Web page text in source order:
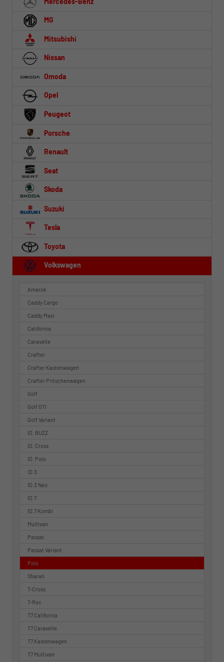
MG
Mitsubishi
Nissan
Omoda
Opel
Peugeot
Porsche
Renault
Seat
Skoda
Suzuki
Tesla
Toyota
Volkswagen
Amarok
Caddy Cargo
Caddy Maxi
California
Caravelle
Crafter
Crafter Kastenwagen
Crafter Pritschenwagen
Golf
Golf GTI
Golf Variant
ID. BUZZ
ID. Cross
ID. Polo
ID.3
ID.3 Neo
ID.7
ID.7 Kombi
Multivan
Passat
Passat Variant
Polo
Sharan
T-Cross
T-Roc
T7 California
T7 Caravelle
T7 Kastenwagen
T7 Multivan